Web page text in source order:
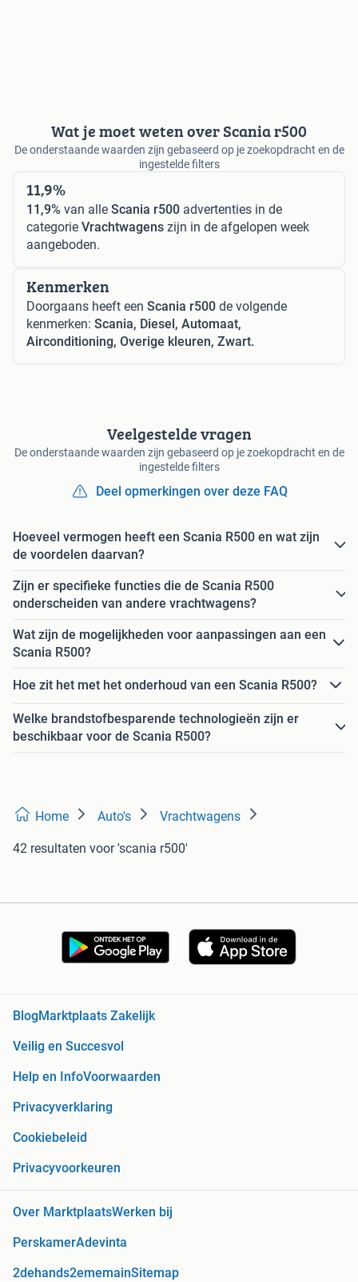
Wat je moet weten over Scania r500
De onderstaande waarden zijn gebaseerd op je zoekopdracht en de
ingestelde filters
11,9%
11,9% van alle Scania r500 advertenties in de
categorie Vrachtwagens zijn in de afgelopen week
aangeboden.
Kenmerken
Doorgaans heeft een Scania r500 de volgende
kenmerken: Scania, Diesel, Automaat,
Airconditioning, Overige kleuren, Zwart.
Veelgestelde vragen
De onderstaande waarden zijn gebaseerd op je zoekopdracht en de
ingestelde filters
Deel opmerkingen over deze FAQ
Hoeveel vermogen heeft een Scania R500 en wat zijn
de voordelen daarvan?
Zijn er specifieke functies die de Scania R500
onderscheiden van andere vrachtwagens?
Wat zijn de mogelijkheden voor aanpassingen aan een
Scania R500?
Hoe zit het met het onderhoud van een Scania R500?
Welke brandstofbesparende technologieën zijn er
beschikbaar voor de Scania R500?
Home Auto's Vrachtwagens
42 resultaten voor 'scania r500'
BlogMarktplaats Zakelijk
Veilig en Succesvol
Help en InfoVoorwaarden
Privacyverklaring
Cookiebeleid
Privacyvoorkeuren
Over MarktplaatsWerken bij
PerskamerAdevinta
2dehands2ememainSitemap